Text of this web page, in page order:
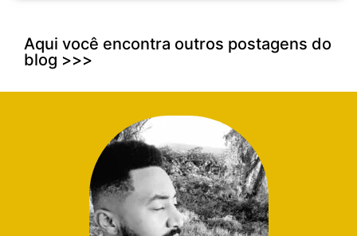
Aqui você encontra outros postagens do
blog >>>